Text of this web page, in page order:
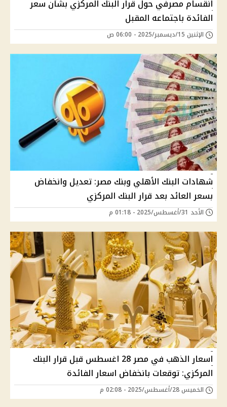
انقسام مصرفي حول قرار البنك المركزي بشأن سعر
الفائدة باجتماعه المقبل
الإثنين 15/ديسمبر/2025 - 06:00 ص
شهادات البنك الأهلي وبنك مصر: تعديل وانخفاض
بسعر العائد بعد قرار البنك المركزي
الأحد 31/أغسطس/2025 - 01:18 م
اسعار الذهب في مصر 28 اغسطس قبل قرار البنك
المركزي: توقعات بانخفاض اسعار الفائدة
الخميس 28/أغسطس/2025 - 02:08 م